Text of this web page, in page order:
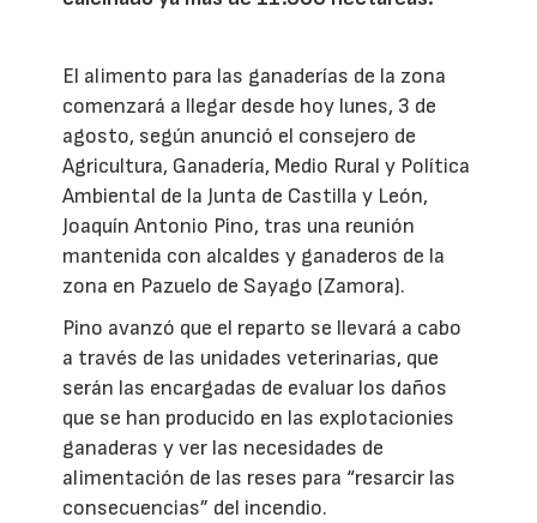
El alimento para las ganaderías de la zona
comenzará a llegar desde hoy lunes, 3 de
agosto, según anunció el consejero de
Agricultura, Ganadería, Medio Rural y Política
Ambiental de la Junta de Castilla y León,
Joaquín Antonio Pino, tras una reunión
mantenida con alcaldes y ganaderos de la
zona en Pazuelo de Sayago (Zamora).
Pino avanzó que el reparto se llevará a cabo
a través de las unidades veterinarias, que
serán las encargadas de evaluar los daños
que se han producido en las explotacionies
ganaderas y ver las necesidades de
alimentación de las reses para “resarcir las
consecuencias” del incendio.